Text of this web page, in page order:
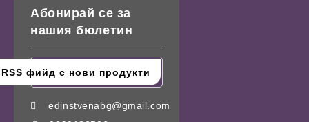
Абонирай се за
нашия бюлетин
edinstvenabg@gmail.com